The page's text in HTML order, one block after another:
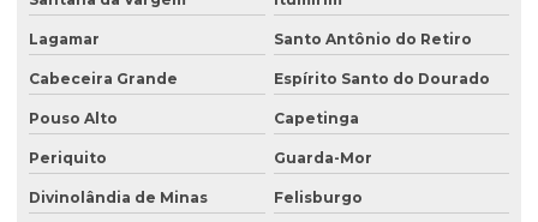
Lagamar Santo Antônio do Retiro
Cabeceira Grande Espírito Santo do Dourado
Pouso Alto Capetinga
Periquito Guarda-Mor
Divinolândia de Minas Felisburgo